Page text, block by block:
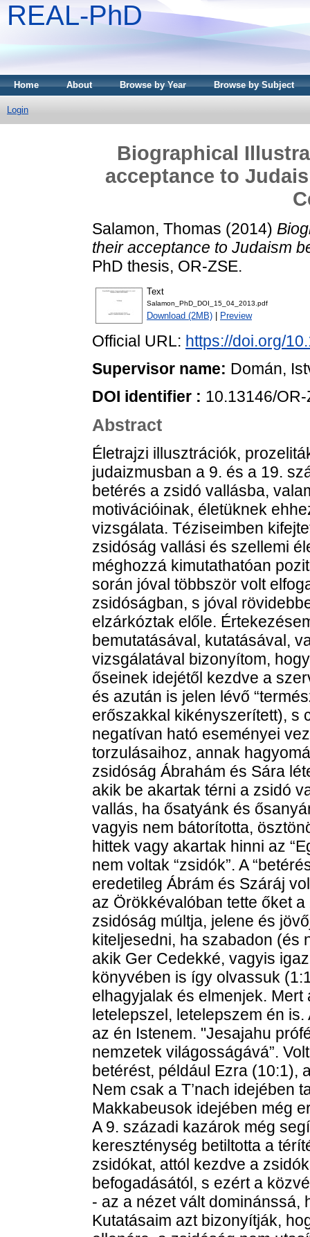
REAL-PhD
Home About Browse by Year Browse by Subject
Login
Biographical
acceptance to
Salamon, Thomas (2014)
their acceptance to Judaism
PhD thesis, OR-ZSE.
Text
Salamon_PhD_DOI_15_04_2013.pdf
Download (2MB) Preview
Official URL: https://doi.org/
Supervisor name: Domán,
DOI identifier : 10.13146/
Abstract
Életrajzi illusztrációk,
judaizmusban a 9. és a 19.
betérés a zsidó vallásba,
motivációinak, életüknek
vizsgálata. Téziseimben
zsidóság vallási és szellemi
méghozzá kimutathatóan
során jóval többször volt
zsidóságban, s jóval
elzárkóztak előle.
bemutatásával, kutatásával,
vizsgálatával bizonyítom,
őseinek idejétől kezdve a
és azután is jelen lévő
erőszakkal kikényszerített), s
negatívan ható eseményei
torzulásaihoz, annak
zsidóság Ábrahám és Sára
akik be akartak térni a zsidó
vallás, ha ősatyánk és
vagyis nem bátorította,
hittek vagy akartak hinni az
nem voltak “zsidók”. A
eredetileg Ábrám és Száráj
az Örökkévalóban tette őket
zsidóság múltja, jelene és
kiteljesedni, ha szabadon (és
akik Ger Cedekké, vagyis
könyvében is így olvassuk
elhagyjalak és elmenjek.
letelepszel, letelepszem én
az én Istenem. "Jesajahu
nemzetek világosságává”.
betérést, például Ezra (10:1),
Nem csak a T’nach idejében
Makkabeusok idejében még
A 9. századi kazárok még
kereszténység betiltotta a
zsidókat, attól kezdve a
befogadásától, s ezért a
- az a nézet vált dominánssá,
Kutatásaim azt bizonyítják,